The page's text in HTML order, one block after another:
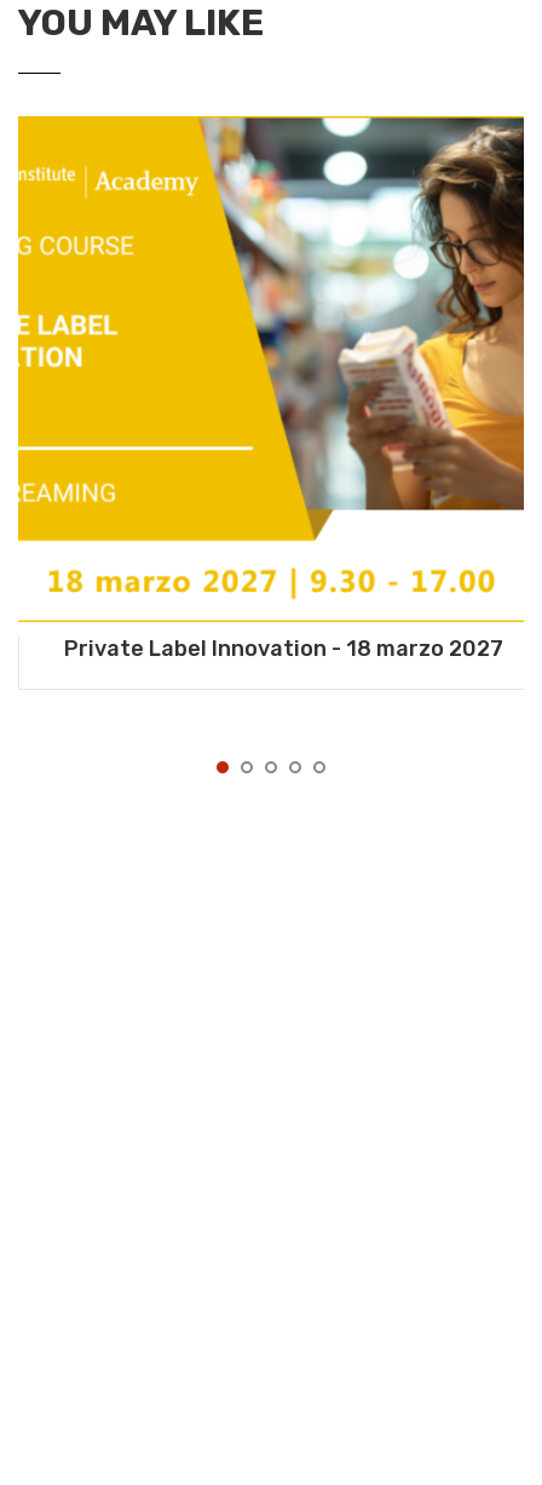
YOU MAY LIKE
Private Label Innovation - 18 marzo 2027